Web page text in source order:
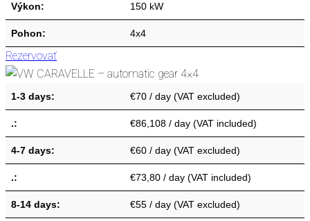
Výkon: 150 kW
Pohon: 4x4
Rezervovať
1-3 days: €70 / day (VAT excluded)
.: €86,108 / day (VAT included)
4-7 days: €60 / day (VAT excluded)
.: €73,80 / day (VAT included)
8-14 days: €55 / day (VAT excluded)